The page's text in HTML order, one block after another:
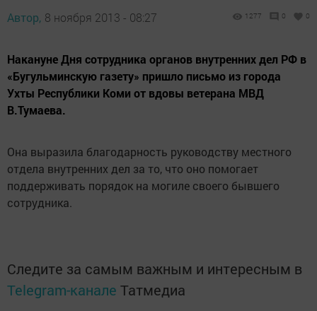
Автор, 8 ноября 2013 - 08:27 1277 0 0
Накануне Дня сотрудника органов внутренних дел РФ в
«Бугульминскую газету» пришло письмо из города
Ухты Республики Коми от вдовы ветерана МВД
В.Тумаева.
Она выразила благодарность руководству местного
отдела внутренних дел за то, что оно помогает
поддерживать порядок на могиле своего бывшего
сотрудника.
Следите за самым важным и интересным в
Telegram-канале Татмедиа